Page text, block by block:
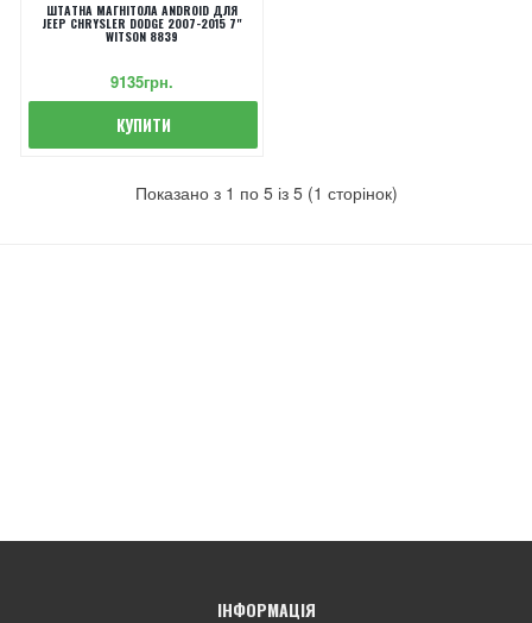
ШТАТНА МАГНІТОЛА ANDROID ДЛЯ
JEEP CHRYSLER DODGE 2007-2015 7"
WITSON 8839
9135грн.
КУПИТИ
Показано з 1 по 5 із 5 (1 сторінок)
ІНФОРМАЦІЯ